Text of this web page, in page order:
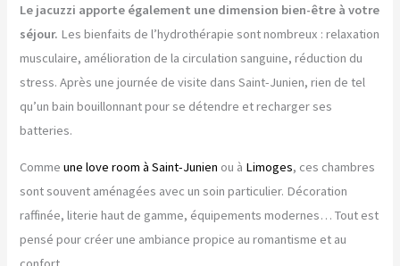
Le jacuzzi apporte également une dimension bien-être à votre
séjour. Les bienfaits de l’hydrothérapie sont nombreux : relaxation
musculaire, amélioration de la circulation sanguine, réduction du
stress. Après une journée de visite dans Saint-Junien, rien de tel
qu’un bain bouillonnant pour se détendre et recharger ses
batteries.
Comme une love room à Saint-Junien ou à Limoges, ces chambres
sont souvent aménagées avec un soin particulier. Décoration
raffinée, literie haut de gamme, équipements modernes… Tout est
pensé pour créer une ambiance propice au romantisme et au